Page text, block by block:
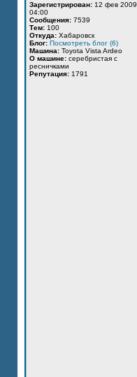
Зарегистрирован: 12 фев 2009,
04:00
Сообщения: 7539
Тем: 100
Откуда: Хабаровск
Блог: Посмотреть блог (6)
Машина: Toyota Vista Ardeo
О машине: серебристая с
ресничками
Репутация: 1791